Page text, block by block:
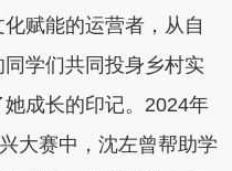
赋能的运营者，从自
学们共同投身乡村实
成长的印记。2024年
大赛中，沈左曾帮助学